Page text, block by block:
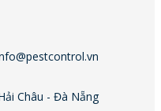
Châu - Đà Nẵng